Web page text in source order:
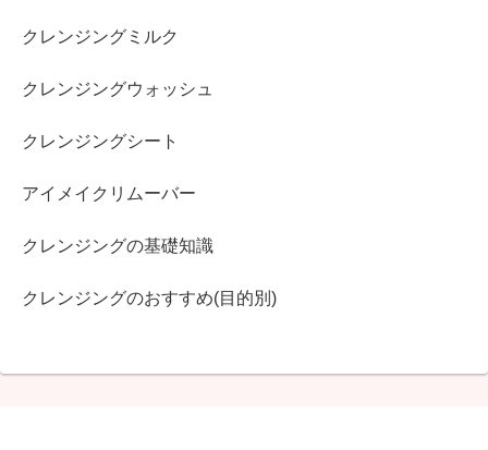
クレンジングミルク
クレンジングウォッシュ
クレンジングシート
アイメイクリムーバー
クレンジングの基礎知識
クレンジングのおすすめ(目的別)